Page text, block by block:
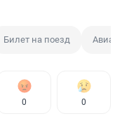
Билет на поезд
0 0